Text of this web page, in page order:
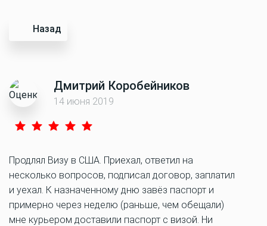
Назад
Дмитрий Коробейников
14 июня 2019
Продлял Визу в США. Приехал, ответил на
несколько вопросов, подписал договор, заплатил
и уехал. К назначенному дню завёз паспорт и
примерно через неделю (раньше, чем обещали)
мне курьером доставили паспорт с визой. Ни